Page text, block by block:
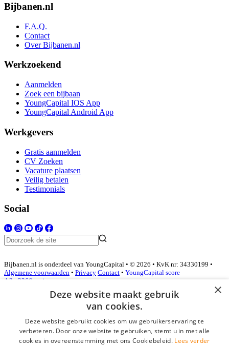
Bijbanen.nl
F.A.Q.
Contact
Over Bijbanen.nl
Werkzoekend
Aanmelden
Zoek een bijbaan
YoungCapital IOS App
YoungCapital Android App
Werkgevers
Gratis aanmelden
CV Zoeken
Vacature plaatsen
Veilig betalen
Testimonials
Social
Bijbanen.nl is onderdeel van YoungCapital • © 2026 • KvK nr: 34330199 •
Algemene voorwaarden • Privacy Contact • YoungCapital score
4.3 - 3366 reviews
Inloggen als bedrijf
*
×
Deze website maakt gebruik
van cookies.
Deze website gebruikt cookies om uw gebruikerservaring te
verbeteren. Door onze website te gebruiken, stemt u in met alle
cookies in overeenstemming met ons Cookiebeleid. Lees verder